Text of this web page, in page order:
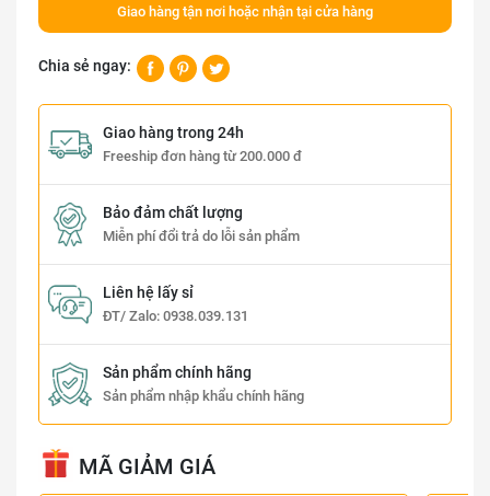
Giao hàng tận nơi hoặc nhận tại cửa hàng
Chia sẻ ngay:
Giao hàng trong 24h
Freeship đơn hàng từ 200.000 đ
Bảo đảm chất lượng
Miễn phí đổi trả do lỗi sản phẩm
Liên hệ lấy sỉ
ĐT/ Zalo: 0938.039.131
Sản phẩm chính hãng
Sản phẩm nhập khẩu chính hãng
MÃ GIẢM GIÁ